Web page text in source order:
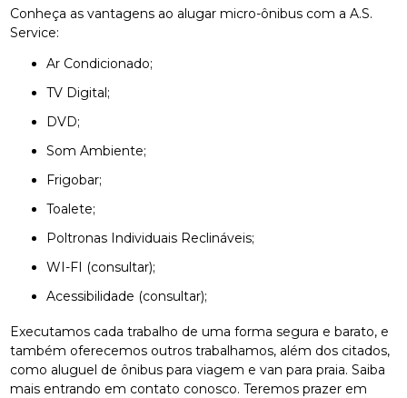
Conheça as vantagens ao alugar micro-ônibus com a A.S.
Service:
Ar Condicionado;
TV Digital;
DVD;
Som Ambiente;
Frigobar;
Toalete;
Poltronas Individuais Reclináveis;
WI-FI (consultar);
Acessibilidade (consultar);
Executamos cada trabalho de uma forma segura e barato, e
também oferecemos outros trabalhamos, além dos citados,
como aluguel de ônibus para viagem e van para praia. Saiba
mais entrando em contato conosco. Teremos prazer em